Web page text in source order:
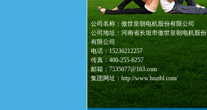
公司名称：傲世皇朝电机股份有限公司
公司地址：河南省长垣市傲世皇朝电机股份
有限公司
电话：15236212257
传真：400-255-6257
邮箱：7535077@163.com
集团网址：http://www.hnztbl.com/